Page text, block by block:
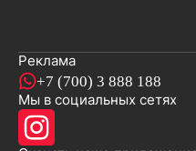
Реклама
+7 (700) 3 888 188
Мы в социальных сетях